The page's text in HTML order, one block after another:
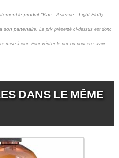
le produit "Kao - Asience - Light Fluffy
son partenaire. Le prix présenté ci-dessus est donc
mise à jour. Pour vérifier le prix ou pour en savoir
DANS LE MÊME